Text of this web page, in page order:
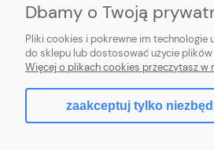
Zwroty i reklamacje
Regulamin
Dbamy o Twoją
Pliki cookies i pokrewne im
do sklepu lub dostosować użycie
Więcej o plikach cookies przeczytasz w
zaakceptuj tylko